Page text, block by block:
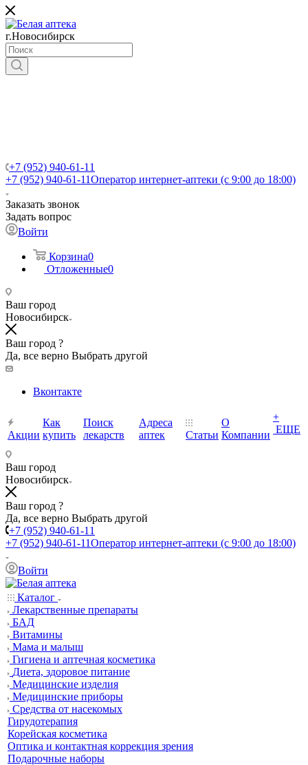
г.Новосибирск
+7 (952) 940-61-11
+7 (952) 940-61-11Оператор интернет-аптеки (с 9:00 до 18:00)
Заказать звонок
Задать вопрос
Войти
Корзина0
Отложенные0
Ваш город
Новосибирск
Ваш город ?
Да, все верно Выбрать другой
Вконтакте
Акции
Как
купить
Поиск
лекарств
Адреса
аптек
Статьи
О
Компании
+
ЕЩЕ
Ваш город
Новосибирск
Ваш город ?
Да, все верно Выбрать другой
+7 (952) 940-61-11
+7 (952) 940-61-11Оператор интернет-аптеки (с 9:00 до 18:00)
Войти
Каталог
Лекарственные препараты
БАД
Витамины
Мама и малыш
Гигиена и аптечная косметика
Диета, здоровое питание
Медицинские изделия
Медицинские приборы
Средства от насекомых
Гирудотерапия
Корейская косметика
Оптика и контактная коррекция зрения
Подарочные наборы